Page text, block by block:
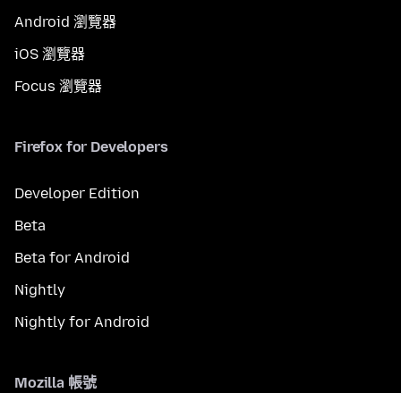
Android 瀏覽器
iOS 瀏覽器
Focus 瀏覽器
Firefox for Developers
Developer Edition
Beta
Beta for Android
Nightly
Nightly for Android
Mozilla 帳號